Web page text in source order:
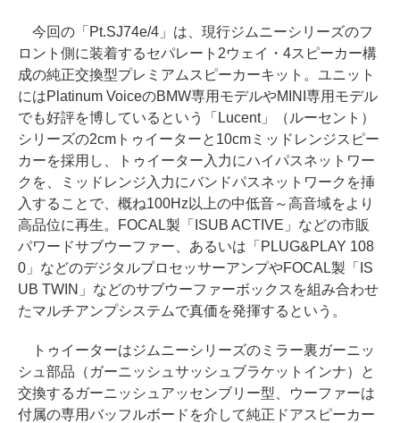
今回の「Pt.SJ74e/4」は、現行ジムニーシリーズのフ
ロント側に装着するセパレート2ウェイ・4スピーカー構
成の純正交換型プレミアムスピーカーキット。ユニット
にはPlatinum VoiceのBMW専用モデルやMINI専用モデル
でも好評を博しているという「Lucent」（ルーセント）
シリーズの2cmトゥイーターと10cmミッドレンジスピー
カーを採用し、トゥイーター入力にハイパスネットワー
クを、ミッドレンジ入力にバンドパスネットワークを挿
入することで、概ね100Hz以上の中低音～高音域をより
高品位に再生。FOCAL製「ISUB ACTIVE」などの市販
パワードサブウーファー、あるいは「PLUG&PLAY 108
0」などのデジタルプロセッサーアンプやFOCAL製「IS
UB TWIN」などのサブウーファーボックスを組み合わせ
たマルチアンプシステムで真価を発揮するという。
トゥイーターはジムニーシリーズのミラー裏ガーニッ
シュ部品（ガーニッシュサッシュブラケットインナ）と
交換するガーニッシュアッセンブリー型、ウーファーは
付属の専用バッフルボードを介して純正ドアスピーカー